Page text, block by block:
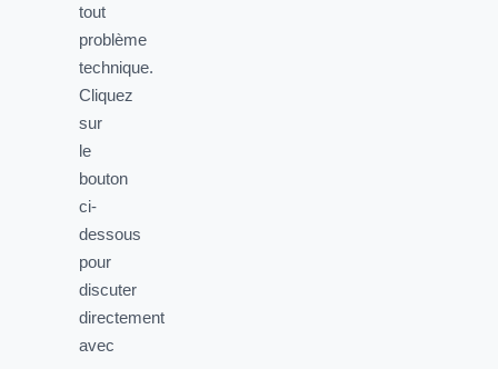
tout
problème
technique.
Cliquez
sur
le
bouton
ci-
dessous
pour
discuter
directement
avec